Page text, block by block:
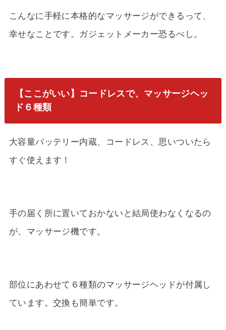
こんなに手軽に本格的なマッサージができるって、
幸せなことです。ガジェットメーカー恐るべし。
【ここがいい】コードレスで、マッサージヘッ
ド６種類
大容量バッテリー内蔵、コードレス、思いついたら
すぐ使えます！
手の届く所に置いておかないと結局使わなくなるの
が、マッサージ機です。
部位にあわせて６種類のマッサージヘッドが付属し
ています。交換も簡単です。